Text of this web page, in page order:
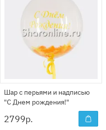
Шар с перьями и надписью
"С Днем рождения!"
2799р.